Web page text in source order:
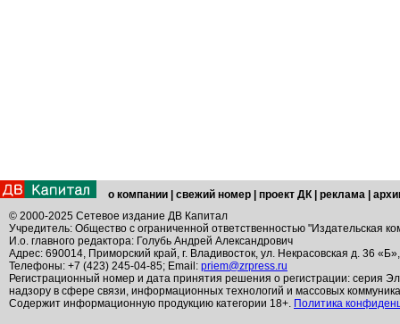
о компании свежий номер проект ДК реклама
© 2000-2025 Сетевое издание ДВ Капитал
Учредитель: Общество с ограниченной ответственностью "Издательская
И.о. главного редактора: Голубь Андрей Александрович
Адрес: 690014, Приморский край, г. Владивосток, ул. Некрасовская д. 36
Телефоны: +7 (423) 245-04-85; Email: priem@zrpress.ru
Регистрационный номер и дата принятия решения о регистрации: серия
надзору в сфере связи, информационных технологий и массовых
Содержит информационную продукцию категории 18+. Политика